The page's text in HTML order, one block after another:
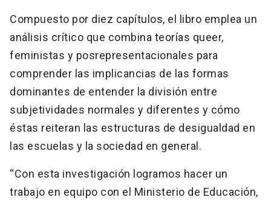
Compuesto por diez capítulos, el libro emplea un
análisis crítico que combina teorías queer,
feministas y posrepresentacionales para
comprender las implicancias de las formas
dominantes de entender la división entre
subjetividades normales y diferentes y cómo
éstas reiteran las estructuras de desigualdad en
las escuelas y la sociedad en general.
“Con esta investigación logramos hacer un
trabajo en equipo con el Ministerio de Educación,